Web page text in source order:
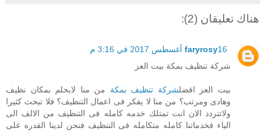
هناك تعليقان (2):
faryrosy16 أغسطس 2017 في 3:16 م
شركة تنظيف بمكة بيت العز
بيت العز افضلشركة تنظيف بمكة من منا لايحلم بمكان نظيف
وهادى ومرتب؟ من منا لا يفكر فى اعمال التنظيف؟ فلا تبحث كثيرا
ولاتتردد الان انت تمتلك خدمه كامله فى التنظيف من الالف الى
الياء فخدماتنا كامله متكامله فى التنظيف فنحن لدينا القدره على